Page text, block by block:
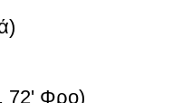
72' Φρο)